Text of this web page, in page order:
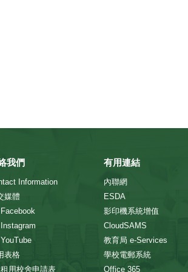
我們
Information
媒體
表格
用校舍申請表
有用連結
內聯網
ESDA
影印機系統增值
CloudSAMS
教育局 e-Services
學校電郵系統
Office 365